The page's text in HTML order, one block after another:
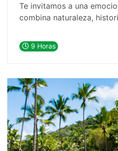
Te invitamos a una
combina naturaleza,
extraordinarios en la
sumergirte en la belleza
9 Horas